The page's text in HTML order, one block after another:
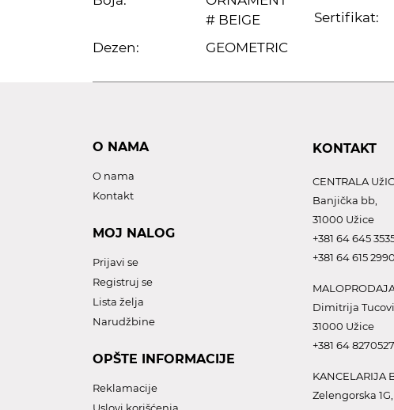
# BEIGE
Dezen:
GEOMETRIC
Sertifikat:
O NAMA
O nama
Kontakt
MOJ NALOG
Prijavi se
Registruj se
Lista želja
Narudžbine
OPŠTE INFORMACIJE
Reklamacije
Uslovi korišćenja
KONTAKT
CENTRALA
Banjička bb,
31000 Užice
+381 64 645
+381 64 615 2990
Dimitrija
31000 Užice
+381 64 8270527
KANCELARIJA
Zelengorska 1G,